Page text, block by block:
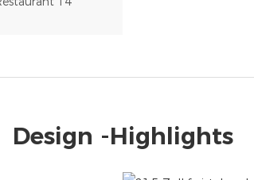
Design -Highlights